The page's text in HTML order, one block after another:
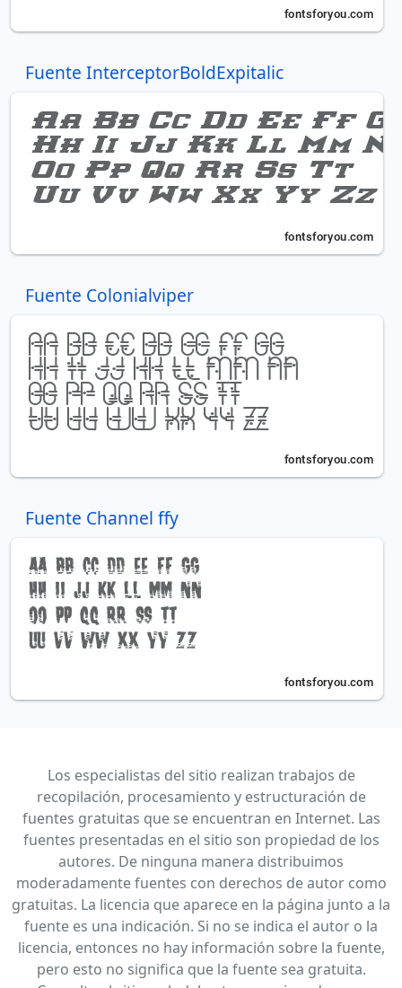
Fuente InterceptorBoldExpitalic
Fuente Colonialviper
Fuente Channel ffy
Los especialistas del sitio realizan trabajos de
recopilación, procesamiento y estructuración de
fuentes gratuitas que se encuentran en Internet. Las
fuentes presentadas en el sitio son propiedad de los
autores. De ninguna manera distribuimos
moderadamente fuentes con derechos de autor como
gratuitas. La licencia que aparece en la página junto a la
fuente es una indicación. Si no se indica el autor o la
licencia, entonces no hay información sobre la fuente,
pero esto no significa que la fuente sea gratuita.